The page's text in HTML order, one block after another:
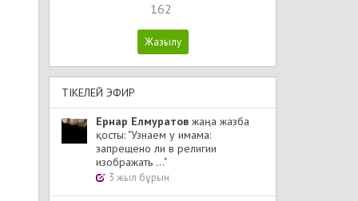
162
ТІКЕЛЕЙ ЭФИР
Ернар Елмуратов жаңа жазба
қосты: "Узнаем у имама:
запрещено ли в религии
изображать ..."
3 жыл бұрын